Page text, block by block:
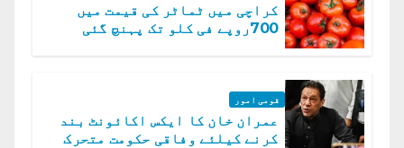
کراچی میں ٹماٹر کی قیمت میں
700روپے فی کلو تک پہنچ گئی
قومی امور
عمران خان کا ایکس اکائونٹ بند
کرنے کیلئے وفاقی حکومت متحرک